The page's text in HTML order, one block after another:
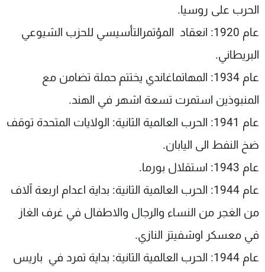
الحرب على روسيا.
عام 1920: انعقاد المؤتمرالتأسيسي للحزب الشيوعي
البريطاني.
عام 1934: المهاتماغاندي يختتم حملة تضامن مع
المنبوذين استمرت تسعة اشهر في الهند.
عام 1941: الحرب العالمية الثانية: الولايات المتحدة توقف
ضخ النفط الى اليابان.
عام 1943: استقلال بورما.
عام 1944: الحرب العالمية الثانية: بداية اعدام اربعة آلاف
من الغجر من النساء والرجال والاطفال في غرف الغاز
في معسكر اوشفيتز النازي.
عام 1944: الحرب العالمية الثانية: بداية تمرد في باريس
عن MTV
لاعلاناتكم
تواصل معنا
شروط الإسـتخدام